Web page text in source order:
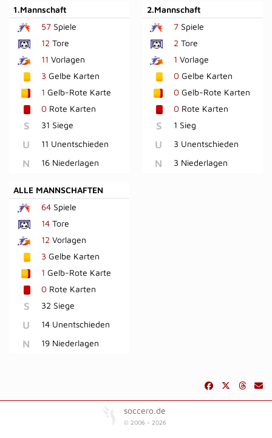
1.Mannschaft
57 Spiele
12 Tore
11 Vorlagen
3 Gelbe Karten
1 Gelb-Rote Karte
0 Rote Karten
S 31 Siege
U 11 Unentschieden
N 16 Niederlagen
2.Mannschaft
7Spiele
2 Tore
1 Vorlage
0Gelbe Karten
0Gelb-Rote Karten
0Rote Karten
S 1 Sieg
U 3 Unentschieden
N 3 Niederlagen
ALLE MANNSCHAFTEN
64 Spiele
14 Tore
12 Vorlagen
3 Gelbe Karten
1 Gelb-Rote Karte
0 Rote Karten
S 32 Siege
U 14 Unentschieden
N 19 Niederlagen
soccero.de
© 2006 - 2026